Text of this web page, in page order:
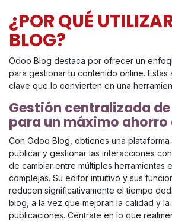
¿POR QUÉ
BLOG?
Odoo Blog destaca por ofrecer un
para gestionar tu contenido online. Estas
clave que lo convierten en una
Gestión centralizada
para un máximo
Con Odoo Blog, obtienes una plataforma
publicar y gestionar las interacciones
de cambiar entre múltiples herramientas
complejas. Su editor intuitivo y sus
reducen significativamente el tiempo
blog, a la vez que mejoran la calidad y
publicaciones. Céntrate en lo que